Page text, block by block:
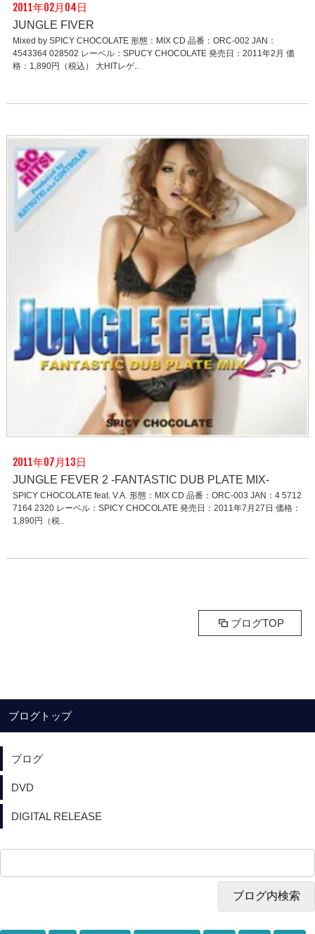
2011年02月04日
JUNGLE FIVER
Mixed by SPICY CHOCOLATE 形態：MIX CD 品番：ORC-002 JAN：
4543364 028502 レーベル：SPUCY CHOCOLATE 発売日：2011年2月 価
格：1,890円（税込） 大HITレゲ..
2011年07月13日
JUNGLE FEVER 2 -FANTASTIC DUB PLATE MIX-
SPICY CHOCOLATE feat. V.A. 形態：MIX CD 品番：ORC-003 JAN：4 5712
7164 2320 レーベル：SPICY CHOCOLATE 発売日：2011年7月27日 価格：
1,890円（税..
ブログTOP
ブログトップ
ブログ
DVD
DIGITAL RELEASE